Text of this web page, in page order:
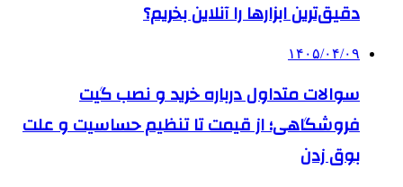
دقیق‌ترین ابزارها را آنلاین بخریم؟
۱۴۰۵/۰۴/۰۹
سوالات متداول درباره خرید و نصب گیت
فروشگاهی؛ از قیمت تا تنظیم حساسیت و علت
بوق زدن